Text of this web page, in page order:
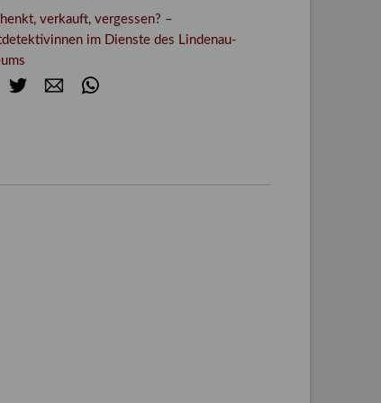
verkauft, vergessen? –
im Dienste des Lindenau-
FacebookTwitter E-mail